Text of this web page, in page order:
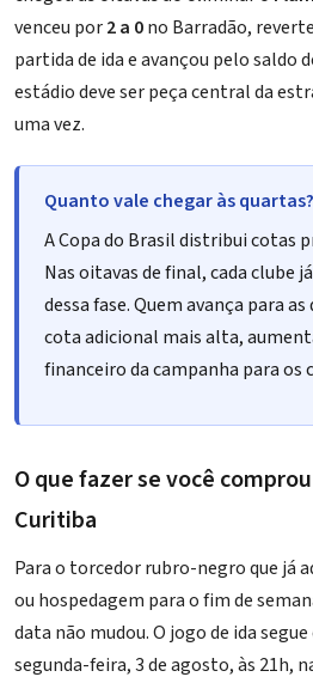
venceu por2 a 0no Barradão,
partida de ida e avançou pelo saldo
estádio deve ser peça central da
uma vez.
Quanto vale chegar às quartas?
A Copa do Brasil distribui cotas
Nas oitavas de final, cada clube
dessa fase. Quem avança para
cota adicional mais alta,
financeiro da campanha para os
O que fazer se você
Curitiba
Para o torcedor rubro-negro que já
ou hospedagem para o fim de
data não mudou. O jogo de ida
segunda-feira, 3 de agosto, às 21h,